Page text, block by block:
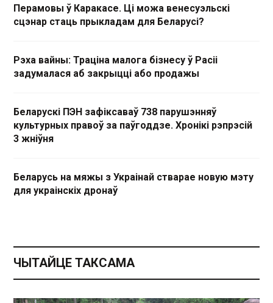
Перамовы ў Каракасе. Ці можа венесуэльскі
сцэнар стаць прыкладам для Беларусі?
Рэха вайны: Траціна малога бізнесу ў Расіі
задумалася аб закрыцці або продажы
Беларускі ПЭН зафіксаваў 738 парушэнняў
культурных правоў за паўгоддзе. Хронікі рэпрэсій
3 жніўня
Беларусь на мяжы з Украінай стварае новую мэту
для украінскіх дронаў
ЧЫТАЙЦЕ ТАКСАМА